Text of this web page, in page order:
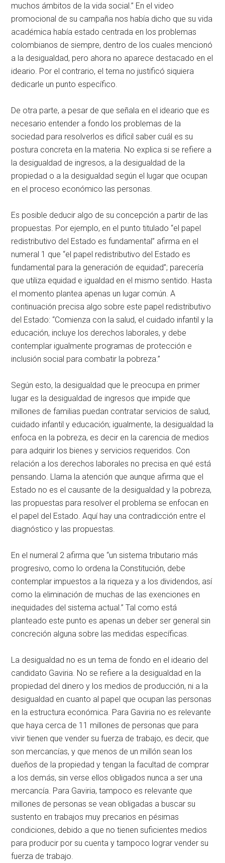
muchos ámbitos de la vida social.” En el video
promocional de su campaña nos había dicho que su vida
académica había estado centrada en los problemas
colombianos de siempre, dentro de los cuales mencionó
a la desigualdad, pero ahora no aparece destacado en el
ideario. Por el contrario, el tema no justificó siquiera
dedicarle un punto específico.
De otra parte, a pesar de que señala en el ideario que es
necesario entender a fondo los problemas de la
sociedad para resolverlos es difícil saber cuál es su
postura concreta en la materia. No explica si se refiere a
la desigualdad de ingresos, a la desigualdad de la
propiedad o a la desigualdad según el lugar que ocupan
en el proceso económico las personas.
Es posible deducir algo de su concepción a partir de las
propuestas. Por ejemplo, en el punto titulado “el papel
redistributivo del Estado es fundamental” afirma en el
numeral 1 que “el papel redistributivo del Estado es
fundamental para la generación de equidad”; parecería
que utiliza equidad e igualdad en el mismo sentido. Hasta
el momento plantea apenas un lugar común. A
continuación precisa algo sobre este papel redistributivo
del Estado: “Comienza con la salud, el cuidado infantil y la
educación, incluye los derechos laborales, y debe
contemplar igualmente programas de protección e
inclusión social para combatir la pobreza.”
Según esto, la desigualdad que le preocupa en primer
lugar es la desigualdad de ingresos que impide que
millones de familias puedan contratar servicios de salud,
cuidado infantil y educación; igualmente, la desigualdad la
enfoca en la pobreza, es decir en la carencia de medios
para adquirir los bienes y servicios requeridos. Con
relación a los derechos laborales no precisa en qué está
pensando. Llama la atención que aunque afirma que el
Estado no es el causante de la desigualdad y la pobreza,
las propuestas para resolver el problema se enfocan en
el papel del Estado. Aquí hay una contradicción entre el
diagnóstico y las propuestas.
En el numeral 2 afirma que “un sistema tributario más
progresivo, como lo ordena la Constitución, debe
contemplar impuestos a la riqueza y a los dividendos, así
como la eliminación de muchas de las exenciones en
inequidades del sistema actual.” Tal como está
planteado este punto es apenas un deber ser general sin
concreción alguna sobre las medidas específicas.
La desigualdad no es un tema de fondo en el ideario del
candidato Gaviria. No se refiere a la desigualdad en la
propiedad del dinero y los medios de producción, ni a la
desigualdad en cuanto al papel que ocupan las personas
en la estructura económica. Para Gaviria no es relevante
que haya cerca de 11 millones de personas que para
vivir tienen que vender su fuerza de trabajo, es decir, que
son mercancías, y que menos de un millón sean los
dueños de la propiedad y tengan la facultad de comprar
a los demás, sin verse ellos obligados nunca a ser una
mercancía. Para Gaviria, tampoco es relevante que
millones de personas se vean obligadas a buscar su
sustento en trabajos muy precarios en pésimas
condiciones, debido a que no tienen suficientes medios
para producir por su cuenta y tampoco lograr vender su
fuerza de trabajo.